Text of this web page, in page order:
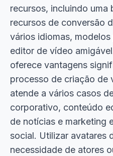
recursos, incluindo uma
recursos de conversão
vários idiomas,
editor de vídeo
oferece vantagens
processo de criação de
atende a vários casos
corporativo, conteúdo
de notícias e marketing
social. Utilizar avatares
necessidade de atores